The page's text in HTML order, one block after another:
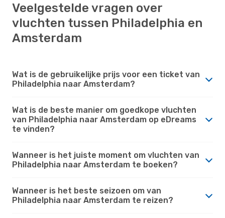
Veelgestelde vragen over
vluchten tussen Philadelphia en
Amsterdam
Wat is de gebruikelijke prijs voor een ticket van
Philadelphia naar Amsterdam?
Wat is de beste manier om goedkope vluchten
van Philadelphia naar Amsterdam op eDreams
te vinden?
Wanneer is het juiste moment om vluchten van
Philadelphia naar Amsterdam te boeken?
Wanneer is het beste seizoen om van
Philadelphia naar Amsterdam te reizen?